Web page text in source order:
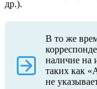
др.).
В то же
наличие на
таких как
не